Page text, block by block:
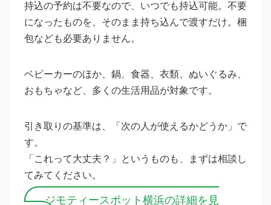
持込の予約は不要なので、いつでも持込可能。不要
になったものを、そのまま持ち込んで渡すだけ。梱
包なども必要ありません。
ベビーカーのほか、鍋、食器、衣類、ぬいぐるみ、
おもちゃなど、多くの生活用品が対象です。
引き取りの基準は、「次の人が使えるかどうか」で
す。
「これって大丈夫？」というものも、まずは相談し
てみてください。
ジモティースポット横浜の詳細を見